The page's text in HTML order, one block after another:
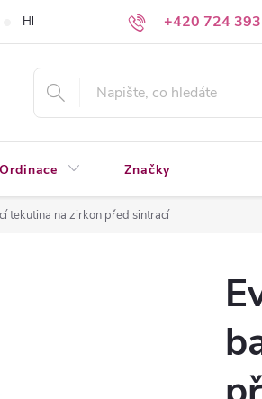
+420 724
Hledáte a nenacházíte? Napište nám
Ordinace Značky
tekutina na zirkon před sintrací